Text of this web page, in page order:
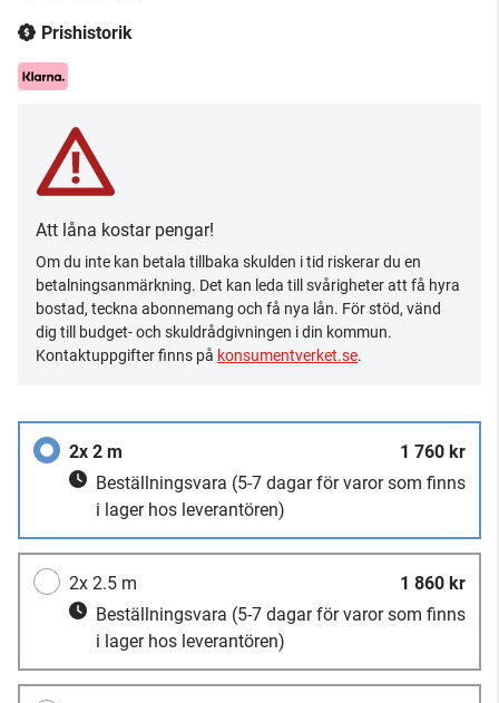
Prishistorik
Att låna kostar pengar!
Om du inte kan betala tillbaka skulden i tid riskerar du en
betalningsanmärkning. Det kan leda till svårigheter att få hyra
bostad, teckna abonnemang och få nya lån. För stöd, vänd
dig till budget- och skuldrådgivningen i din kommun.
Kontaktuppgifter finns på konsumentverket.se.
2x 2 m
1 760 kr
Beställningsvara (5-7 dagar för varor som finns
i lager hos leverantören)
2x 2.5 m
1 860 kr
Beställningsvara (5-7 dagar för varor som finns
i lager hos leverantören)